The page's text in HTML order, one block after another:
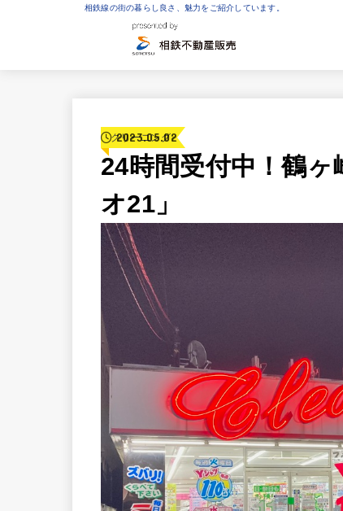
相鉄線の街の暮らし良さ、魅力をご紹介しています。
クリーニング
2023.05.02
24時間受付中！鶴
オ21」